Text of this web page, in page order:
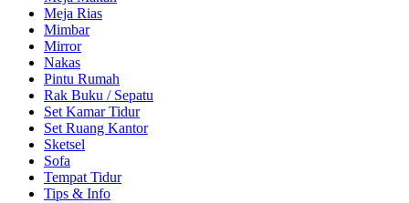
Meja Rias
Mimbar
Mirror
Nakas
Pintu Rumah
Rak Buku / Sepatu
Set Kamar Tidur
Set Ruang Kantor
Sketsel
Sofa
Tempat Tidur
Tips & Info